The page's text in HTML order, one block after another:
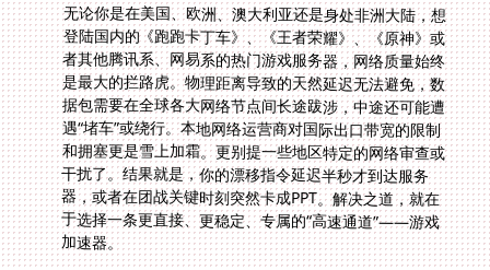
无论你是在美国、欧洲、澳大利亚还是身处非洲大陆，想
登陆国内的《跑跑卡丁车》、《王者荣耀》、《原神》或
者其他腾讯系、网易系的热门游戏服务器，网络质量始终
是最大的拦路虎。物理距离导致的天然延迟无法避免，数
据包需要在全球各大网络节点间长途跋涉，中途还可能遭
遇“堵车”或绕行。本地网络运营商对国际出口带宽的限制
和拥塞更是雪上加霜。更别提一些地区特定的网络审查或
干扰了。结果就是，你的漂移指令延迟半秒才到达服务
器，或者在团战关键时刻突然卡成PPT。解决之道，就在
于选择一条更直接、更稳定、专属的“高速通道”——游戏
加速器。